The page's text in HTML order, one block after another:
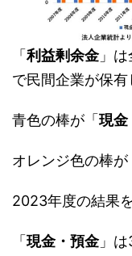
「利益剰余金」は
で民間企業が保有
青色の棒が「 現金
オレンジ色の棒が
2023年度の結果
「 現金・預金」は